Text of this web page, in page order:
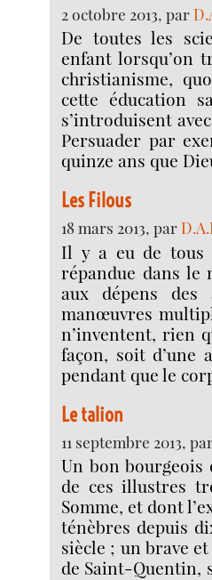
2 octobre 2013, par
De toutes les
enfant lorsqu’on
christianisme,
cette éducation
s’introduisent
Persuader par
quinze ans que
Les Filous
18 mars 2013, par
Il y a eu de tous
répandue dans le
aux dépens
manœuvres
n’inventent, rien
façon, soit d’une
pendant que le
Le talion
11 septembre 2013,
Un bon bourgeois
de ces illustres
Somme, et dont
ténèbres depuis
siècle ; un brave
de Saint-Quentin,